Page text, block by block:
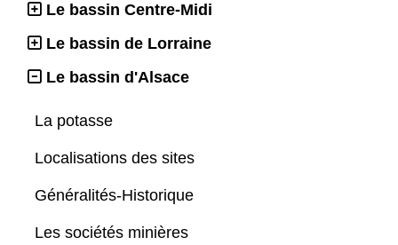
Le bassin Centre-Midi
Le bassin de Lorraine
Le bassin d'Alsace
La potasse
Localisations des sites
Généralités-Historique
Les sociétés minières